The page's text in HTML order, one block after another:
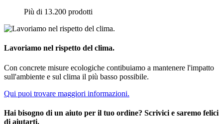
Più di 13.200 prodotti
Lavoriamo nel rispetto del clima.
Con concrete misure ecologiche contibuiamo a mantenere l'impatto
sull'ambiente e sul clima il più basso possibile.
Qui puoi trovare maggiori informazioni.
Hai bisogno di un aiuto per il tuo ordine? Scrivici e saremo felici
di aiutarti.